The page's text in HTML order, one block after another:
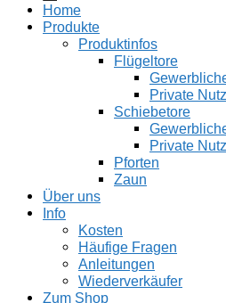
Home
Produkte
Produktinfos
Flügeltore
Private
Schiebetore
Private
Pforten
Zaun
Über uns
Info
Kosten
Häufige Fragen
Anleitungen
Wiederverkäufer
Zum Shop